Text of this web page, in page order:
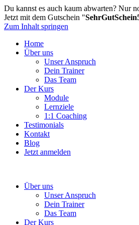
Du kannst es auch kaum abwarten? Nur
Jetzt mit dem Gutschein "
Zum Inhalt springen
Home
Über uns
Unser Anspruch
Dein Trainer
Das Team
Der Kurs
Module
Lernziele
1:1 Coaching
Testimonials
Kontakt
Blog
Jetzt anmelden
Über uns
Unser Anspruch
Dein Trainer
Das Team
Der Kurs